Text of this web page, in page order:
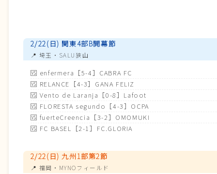
2/22(日) 関東4部B開幕節
📍 埼玉・SALU狭山
🆚 enfermera［5-4］CABRA FC
🆚 RELANCE［4-3］GANA FELIZ
🆚 Vento de Laranja［0-8］Lafoot
🆚 FLORESTA segundo［4-3］OCPA
🆚 fuerteCreencia［3-2］OMOMUKI
🆚 FC BASEL［2-1］FC.GLORIA
2/22(日) 九州1部第2節
📍 福岡・MYNOフィールド